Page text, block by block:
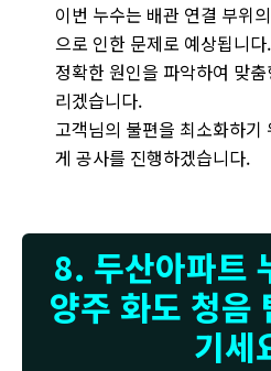
이번 누수는 배관 연결 부위
으로 인한 문제로 예상됩니다.
정확한 원인을 파악하여 맞
리겠습니다.
고객님의 불편을 최소화하기
게 공사를 진행하겠습니다.
8. 두산아파트
양주 화도 청음
기세